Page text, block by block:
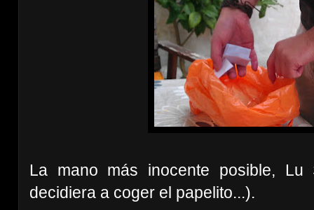
La mano más inocente posible,
decidiera a coger el papelito...).